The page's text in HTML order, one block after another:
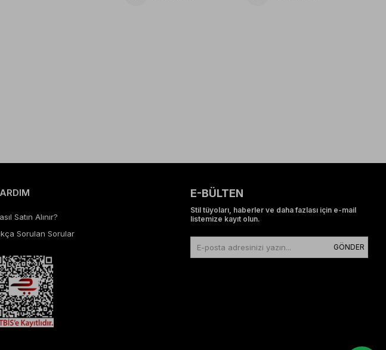
Satın Alınır?
Sorulan Sorular
E-BÜLTEN
Stil tüyoları, haberler ve daha fazlası için e-mail
listemize kayıt olun.
GÖNDER